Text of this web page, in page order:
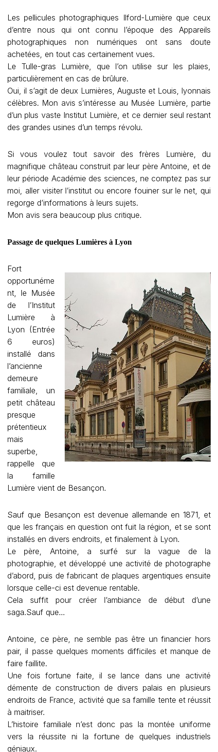
Les pellicules photographiques Ilford-Lumière que ceux
d’entre nous qui ont connu l’époque des Appareils
photographiques non numériques ont sans doute
achetées, en tout cas certainement vues.
Le Tulle-gras Lumière, que l’on utilise sur les plaies,
particulièrement en cas de brûlure.
Oui, il s’agit de deux Lumières, Auguste et Louis, lyonnais
célèbres. Mon avis s’intéresse au Musée Lumière, partie
d’un plus vaste Institut Lumière, et ce dernier seul restant
des grandes usines d’un temps révolu.
Si vous voulez tout savoir des frères Lumière, du
magnifique château construit par leur père Antoine, et de
leur période Académie des sciences, ne comptez pas sur
moi, aller visiter l’institut ou encore fouiner sur le net, qui
regorge d’informations à leurs sujets.
Mon avis sera beaucoup plus critique.
Passage de quelques Lumières à Lyon
Fort
opportunéme
nt, le Musée
de l’Institut
Lumière à
Lyon (Entrée
6 euros)
installé dans
l’ancienne
demeure
familiale, un
petit château
presque
prétentieux
mais
superbe,
rappelle que
la famille
Lumière vient de Besançon.
Sauf que Besançon est devenue allemande en 1871, et
que les français en question ont fuit la région, et se sont
installés en divers endroits, et finalement à Lyon.
Le père, Antoine, a surfé sur la vague de la
photographie, et développé une activité de photographe
d’abord, puis de fabricant de plaques argentiques ensuite
lorsque celle-ci est devenue rentable.
Cela suffit pour créer l’ambiance de début d’une
saga.Sauf que…
Antoine, ce père, ne semble pas être un financier hors
pair, il passe quelques moments difficiles et manque de
faire faillite.
Une fois fortune faite, il se lance dans une activité
démente de construction de divers palais en plusieurs
endroits de France, activité que sa famille tente et réussit
à maitriser.
L’histoire familiale n’est donc pas la montée uniforme
vers la réussite ni la fortune de quelques industriels
géniaux.